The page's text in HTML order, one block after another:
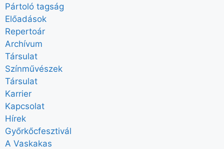
Pártoló tagság
Előadások
Repertoár
Archívum
Társulat
Színművészek
Társulat
Karrier
Kapcsolat
Hírek
Győrkőcfesztivál
A Vaskakas